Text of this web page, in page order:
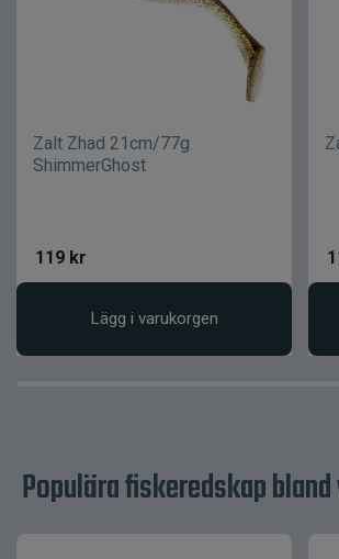
Zalt Zhad 21cm/77g
ShimmerGhost
119 kr
Lägg i varukorgen
Populära fiskeredskap